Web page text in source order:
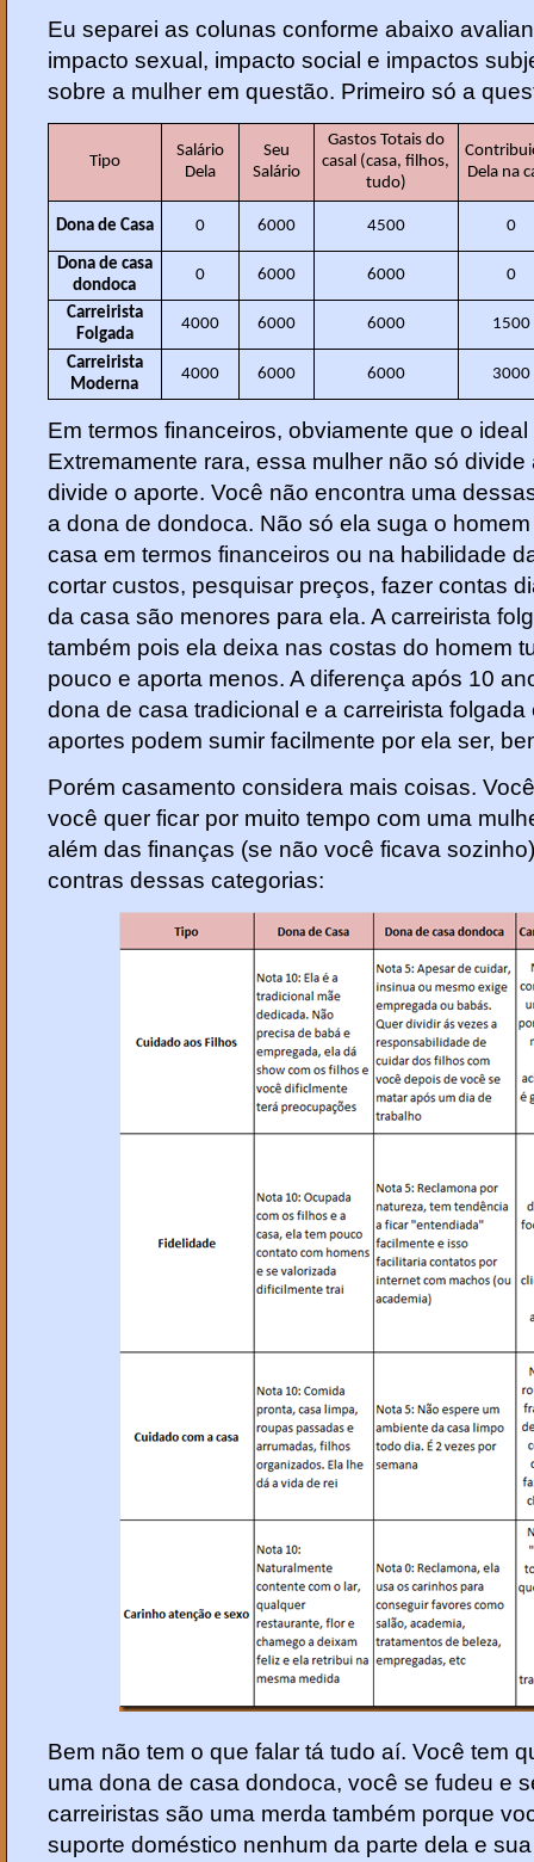
Eu separei as colunas conforme abaixo
impacto sexual, impacto social e impactos
sobre a mulher em questão. Primeiro só a
Tipo
Salário
Dela
Seu
Salário
Gastos Totais do
casal (casa, filhos,
tudo)
Dela na
Dona de Casa 0 6000 4500 0
Dona de casa
dondoca
0 6000 6000 0
Carreirista
Folgada
4000 6000 6000 1500
Carreirista
Moderna
4000 6000 6000 3000
Em termos financeiros, obviamente que o
Extremamente rara, essa mulher não só
divide o aporte. Você não encontra uma
a dona de dondoca. Não só ela suga o
casa em termos financeiros ou na habilidade
cortar custos, pesquisar preços, fazer contas
da casa são menores para ela. A carreirista
também pois ela deixa nas costas do homem
pouco e aporta menos. A diferença após 10
dona de casa tradicional e a carreirista
aportes podem sumir facilmente por ela ser,
Porém casamento considera mais coisas.
você quer ficar por muito tempo com uma
além das finanças (se não você ficava
contras dessas categorias:
Bem não tem o que falar tá tudo aí. Você tem
uma dona de casa dondoca, você se fudeu e
carreiristas são uma merda também porque
suporte doméstico nenhum da parte dela e